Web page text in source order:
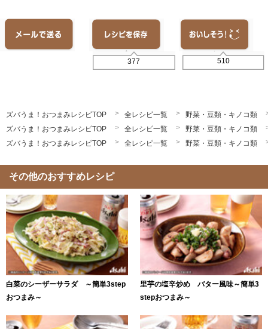
377 510
ズバうま！おつまみレシピTOP 全レシピ一覧
野菜・豆類・キノコ類
ズバうま！おつまみレシピTOP
全レシピ一覧
野菜・豆類・キノコ類
ズバうま！おつまみレシピTOP
全レシピ一覧 野菜・豆類・キノコ類
その他のおすすめレシピ
白菜のシーザーサラダ ～簡単3step
おつまみ～
里芋の塩辛炒め バター風味～簡単3
stepおつまみ～